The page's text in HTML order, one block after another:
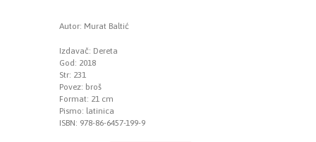
Autor: Murat Baltić
Izdavač: Dereta
God: 2018
Str: 231
Povez: broš
Format: 21 cm
Pismo: latinica
ISBN: 978-86-6457-199-9